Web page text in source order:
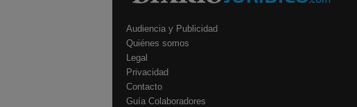
Audiencia y Publicidad
Quiénes somos
Legal
Privacidad
Contacto
Guía Colaboradores